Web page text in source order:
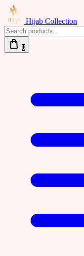
Hijab Collection
0